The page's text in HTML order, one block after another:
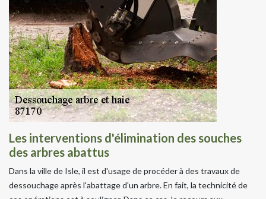
Les interventions d'élimination des souches
des arbres abattus
Dans la ville de Isle, il est d'usage de procéder à des travaux de
dessouchage après l'abattage d'un arbre. En fait, la technicité de